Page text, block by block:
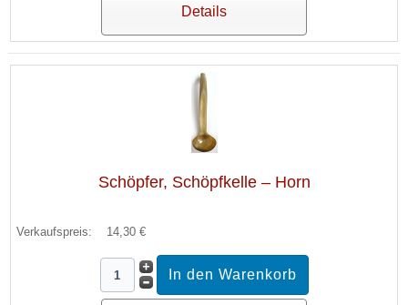
Details
Schöpfer, Schöpfkelle – Horn
Verkaufspreis: 14,30 €